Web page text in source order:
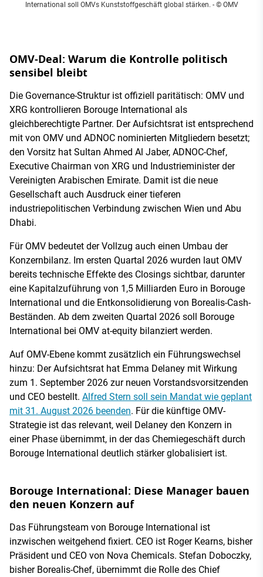
International soll OMVs Kunststoffgeschäft global stärken. - © OMV
OMV-Deal: Warum die Kontrolle politisch
sensibel bleibt
Die Governance-Struktur ist offiziell paritätisch: OMV und
XRG kontrollieren Borouge International als
gleichberechtigte Partner. Der Aufsichtsrat ist entsprechend
mit von OMV und ADNOC nominierten Mitgliedern besetzt;
den Vorsitz hat Sultan Ahmed Al Jaber, ADNOC-Chef,
Executive Chairman von XRG und Industrieminister der
Vereinigten Arabischen Emirate. Damit ist die neue
Gesellschaft auch Ausdruck einer tieferen
industriepolitischen Verbindung zwischen Wien und Abu
Dhabi.
Für OMV bedeutet der Vollzug auch einen Umbau der
Konzernbilanz. Im ersten Quartal 2026 wurden laut OMV
bereits technische Effekte des Closings sichtbar, darunter
eine Kapitalzuführung von 1,5 Milliarden Euro in Borouge
International und die Entkonsolidierung von Borealis-Cash-
Beständen. Ab dem zweiten Quartal 2026 soll Borouge
International bei OMV at-equity bilanziert werden.
Auf OMV-Ebene kommt zusätzlich ein Führungswechsel
hinzu: Der Aufsichtsrat hat Emma Delaney mit Wirkung
zum 1. September 2026 zur neuen Vorstandsvorsitzenden
und CEO bestellt. Alfred Stern soll sein Mandat wie geplant
mit 31. August 2026 beenden. Für die künftige OMV-
Strategie ist das relevant, weil Delaney den Konzern in
einer Phase übernimmt, in der das Chemiegeschäft durch
Borouge International deutlich stärker globalisiert ist.
Borouge International: Diese Manager bauen
den neuen Konzern auf
Das Führungsteam von Borouge International ist
inzwischen weitgehend fixiert. CEO ist Roger Kearns, bisher
Präsident und CEO von Nova Chemicals. Stefan Doboczky,
bisher Borealis-Chef, übernimmt die Rolle des Chief